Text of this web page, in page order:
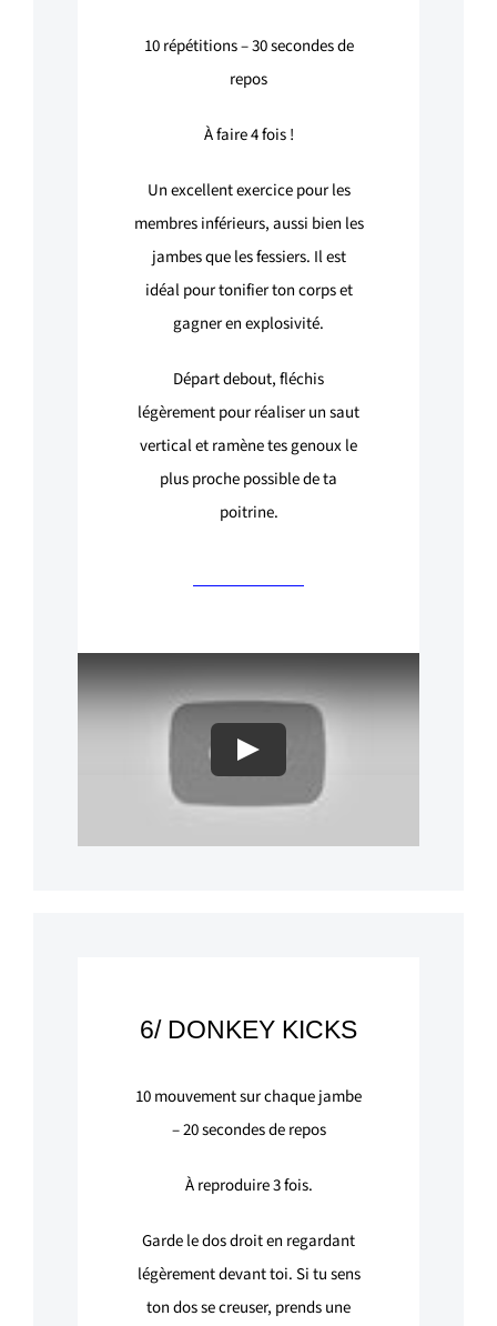
10 répétitions –30secondes de
repos
À faire 4 fois !
Un excellent exercice pour les
membres inférieurs, aussi bien les
jambes que les fessiers. Il est
idéal pour tonifier ton corps et
gagner en explosivité.
Départ debout, fléchis
légèrement pour réaliser un saut
vertical et ramène tes genoux le
plus proche possible de ta
poitrine.
Play
6/ DONKEY KICKS
10 mouvement sur chaque jambe
–20secondes de repos
À reproduire 3 fois.
Garde le dos droit en regardant
légèrement devant toi. Si tu sens
ton dos se creuser, prends une